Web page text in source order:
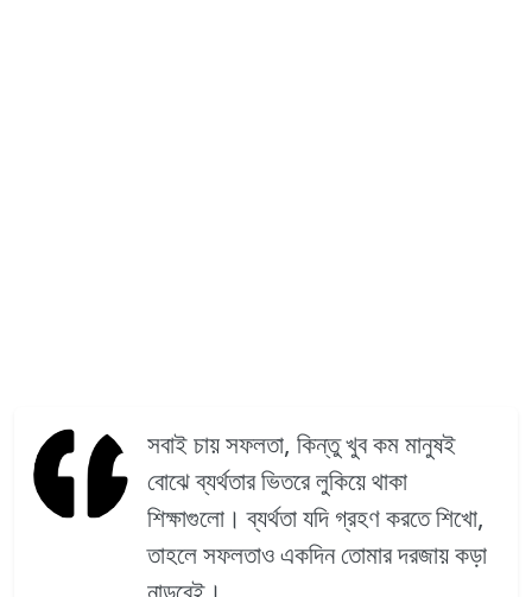
সবাই চায় সফলতা, কিন্তু খুব কম মানুষই
বোঝে ব্যর্থতার ভিতরে লুকিয়ে থাকা
শিক্ষাগুলো। ব্যর্থতা যদি গ্রহণ করতে শিখো,
তাহলে সফলতাও একদিন তোমার দরজায় কড়া